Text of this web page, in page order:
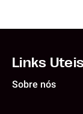
Links Uteis
Sobre nós